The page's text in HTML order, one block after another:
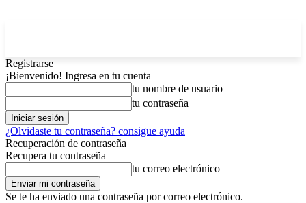
Registrarse
¡Bienvenido! Ingresa en tu cuenta
tu nombre de usuario
tu contraseña
¿Olvidaste tu contraseña? consigue ayuda
Recuperación de contraseña
Recupera tu contraseña
tu correo electrónico
Se te ha enviado una contraseña por correo electrónico.